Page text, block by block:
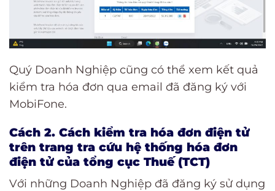
Quý Doanh Nghiệp cũng có thể xem kết quả
kiểm tra hóa đơn qua email đã đăng ký với
MobiFone.
Cách 2. Cách kiểm tra hóa đơn điện tử
trên trang tra cứu hệ thống hóa đơn
điện tử của tổng cục Thuế (TCT)
Với những Doanh Nghiệp đã đăng ký sử dụng